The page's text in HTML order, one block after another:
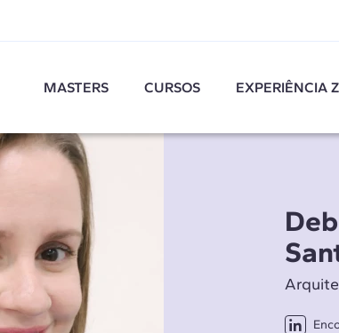
MASTERS CURSOS EXPERIÊNCIA